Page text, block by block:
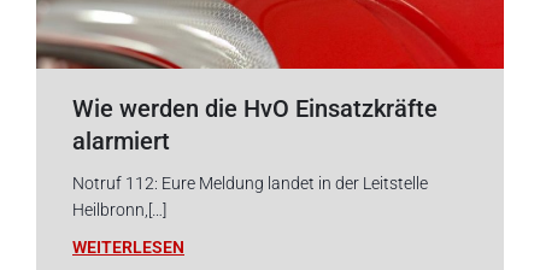
Wie werden die HvO Einsatzkräfte
alarmiert
Notruf 112: Eure Meldung landet in der Leitstelle
Heilbronn,[…]
WEITERLESEN